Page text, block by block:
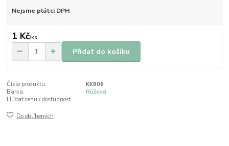
Nejsme plátci DPH
1 Kč/ks
Přidat do košíku
Číslo produktu:
KK806
Barva:
Růžová
Hlídat cenu / dostupnost
Do oblíbených